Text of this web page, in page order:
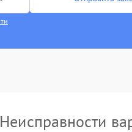
Неисправности